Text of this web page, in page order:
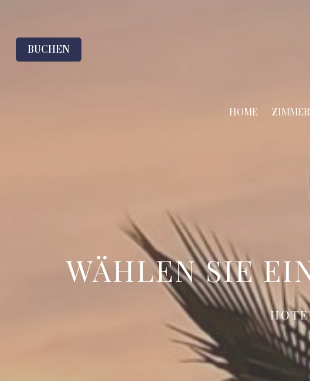
BUCHEN
HOME ZIMMER
WÄHLEN SIE